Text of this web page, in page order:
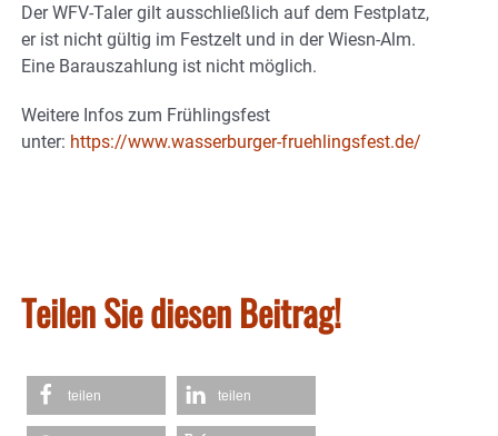
Der WFV-Taler gilt ausschließlich auf dem Festplatz,
er ist nicht gültig im Festzelt und in der Wiesn-Alm.
Eine Barauszahlung ist nicht möglich.
Weitere Infos zum Frühlingsfest
unter: https://www.wasserburger-fruehlingsfest.de/
Teilen Sie diesen Beitrag!
teilen teilen